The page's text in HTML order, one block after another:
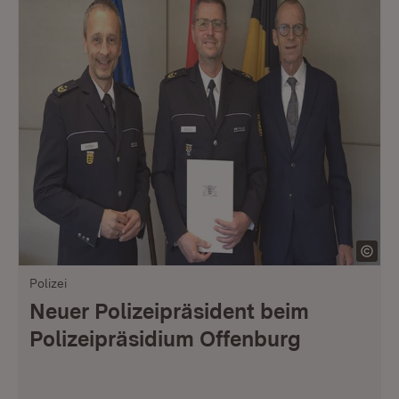
Polizei
Neuer Polizeipräsident beim
Polizeipräsidium Offenburg